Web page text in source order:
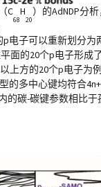
C
68
H
20
）的AdNDP分
电子可以重新划分
面的20个p电子形成
方的20个p电子为
的多中心键均符合
的碳-碳键参数相比于